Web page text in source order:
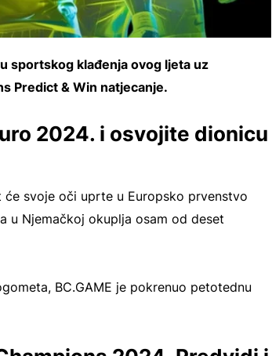
sportskog klađenja ovog ljeta uz
Predict & Win natjecanje.
2024. i osvojite dionicu
svoje oči uprte u Europsko prvenstvo
u Njemačkoj okuplja osam od deset
BC.GAME je pokrenuo petotednu